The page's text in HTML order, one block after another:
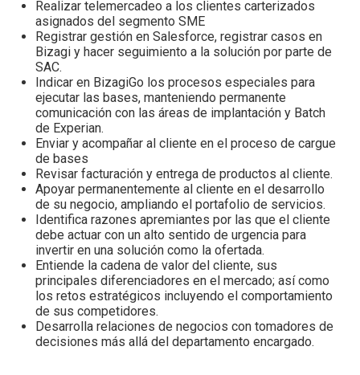
Realizar telemercadeo a los clientes carterizados
asignados del segmento SME
Registrar gestión en Salesforce, registrar casos en
Bizagi y hacer seguimiento a la solución por parte de
SAC.
Indicar en BizagiGo los procesos especiales para
ejecutar las bases, manteniendo permanente
comunicación con las áreas de implantación y Batch
de Experian.
Enviar y acompañar al cliente en el proceso de cargue
de bases
Revisar facturación y entrega de productos al cliente.
Apoyar permanentemente al cliente en el desarrollo
de su negocio, ampliando el portafolio de servicios.
Identifica razones apremiantes por las que el cliente
debe actuar con un alto sentido de urgencia para
invertir en una solución como la ofertada.
Entiende la cadena de valor del cliente, sus
principales diferenciadores en el mercado; así como
los retos estratégicos incluyendo el comportamiento
de sus competidores.
Desarrolla relaciones de negocios con tomadores de
decisiones más allá del departamento encargado.